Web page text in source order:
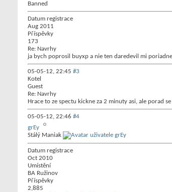
Banned
Datum registrace
Aug 2011
Příspěvky
173
Re: Navrhy
ja bych poprosil buyxp a nie ten daredevil mi
05-05-12, 22:45 #3
Kotel
Guest
Re: Navrhy
Hrace to ze spectu kickne za 2 minuty asi, ale porad
05-05-12, 22:46 #4
grEy
Stálý Maniak
Datum registrace
Oct 2010
Umístění
BA Ružinov
Příspěvky
2,885